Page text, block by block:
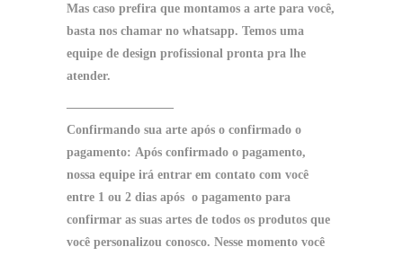
Mas caso prefira que montamos a arte para você,
basta nos chamar no whatsapp. Temos uma
equipe de design profissional pronta pra lhe
atender.
————————–
Confirmando sua arte após o confirmado o
pagamento: Após confirmado o pagamento,
nossa equipe irá entrar em contato com você
entre 1 ou 2 dias após o pagamento para
confirmar as suas artes de todos os produtos que
você personalizou conosco. Nesse momento você